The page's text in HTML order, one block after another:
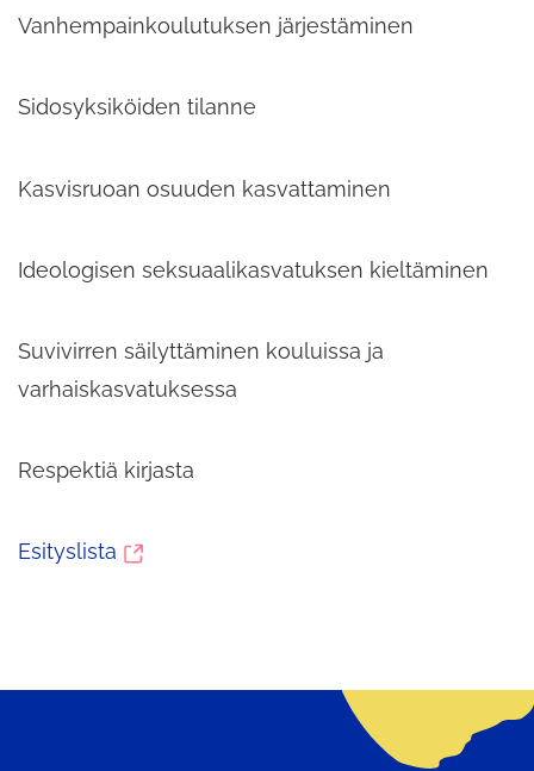
Vanhempainkoulutuksen järjestäminen
Sidosyksiköiden tilanne
Kasvisruoan osuuden kasvattaminen
Ideologisen seksuaalikasvatuksen kieltäminen
Suvivirren säilyttäminen kouluissa ja
varhaiskasvatuksessa
Respektiä kirjasta
Esityslista (siirryt